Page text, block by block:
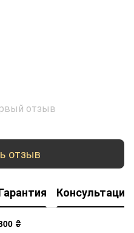
отзыв
отзыв
Консультация
₴